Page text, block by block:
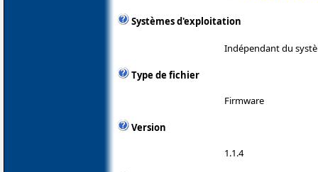
Systèmes d'exploitation
Indépendant du
Type de fichier
Firmware
Version
1.1.4